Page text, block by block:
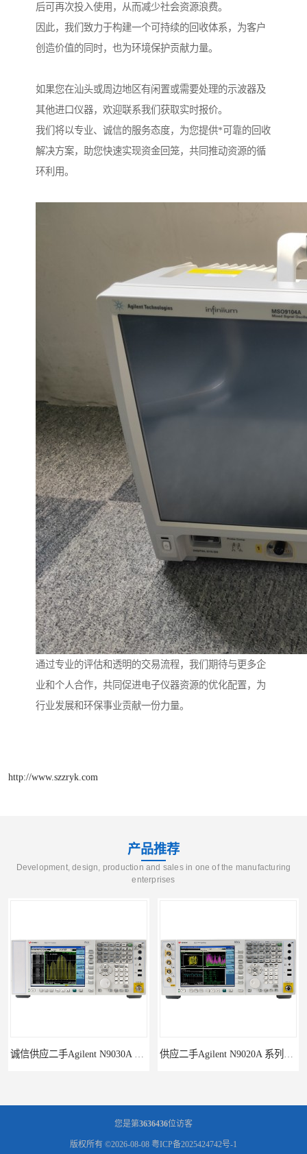
后可再次投入使用，从而减少社会资源浪费。
因此，我们致力于构建一个可持续的回收体系，为客户
创造价值的同时，也为环境保护贡献力量。
如果您在汕头或周边地区有闲置或需要处理的示波器及
其他进口仪器，欢迎联系我们获取实时报价。
我们将以专业、诚信的服务态度，为您提供*可靠的回收
解决方案，助您快速实现资金回笼，共同推动资源的循
环利用。
通过专业的评估和透明的交易流程，我们期待与更多企
业和个人合作，共同促进电子仪器资源的优化配置，为
行业发展和环保事业贡献一份力量。
http://www.szzryk.com
产品推荐
Development, design, production and sales in one of the manufacturing
enterprises
诚信供应二手Agilent N9030A 系列频谱分析仪 供应二手Agilent N9020A 系列皮肤偏向于
您是第3636436位访客
版权所有 ©2026-08-08 粤ICP备2025424742号-1